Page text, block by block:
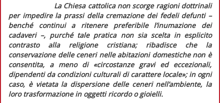
La Chiesa cattolica non scorge ragioni dottrinali
per impedire la prassi della cremazione dei fedeli defunti –
benché continui a ritenere preferibile l’inumazione dei
cadaveri –, purché tale pratica non sia scelta in esplicito
contrasto alla religione cristiana; ribadisce che la
conservazione delle ceneri nelle abitazioni domestiche non è
consentita, a meno di «circostanze gravi ed eccezionali,
dipendenti da condizioni culturali di carattere locale»; in ogni
caso, è vietata la dispersione delle ceneri nell’ambiente, la
loro trasformazione in oggetti ricordo o gioielli.